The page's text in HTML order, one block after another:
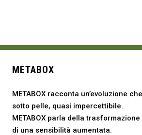
METABOX
METABOX racconta un’evoluzione
sotto pelle, quasi impercettibile.
METABOX parla della
di una sensibilità aumentata.